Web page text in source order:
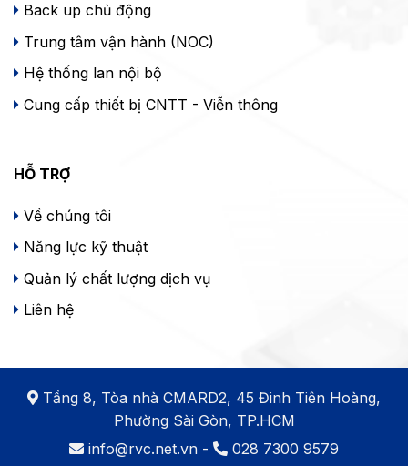
Back up chủ động
Trung tâm vận hành (NOC)
Hệ thống lan nội bộ
Cung cấp thiết bị CNTT - Viễn thông
HỖ TRỢ
Về chúng tôi
Năng lực kỹ thuật
Quản lý chất lượng dịch vụ
Liên hệ
Tầng 8, Tòa nhà CMARD2, 45 Đinh Tiên Hoàng,
Phường Sài Gòn, TP.HCM
info@rvc.net.vn - 028 7300 9579